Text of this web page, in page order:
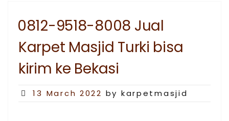
0812-9518-8008 Jual
Karpet Masjid Turki bisa
kirim ke Bekasi
Posted
13 March 2022 by karpetmasjid